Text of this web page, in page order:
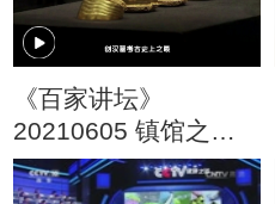
《百家讲坛》
20210605 镇馆之宝 8
大墓中的黄金